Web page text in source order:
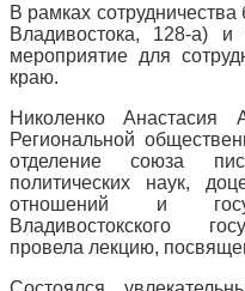
В рамках
Владивостока, 128-а)
мероприятие для
краю.
Николенко Анастасия
Региональной
отделение союза
политических наук,
отношений и
Владивостокского
провела лекцию,